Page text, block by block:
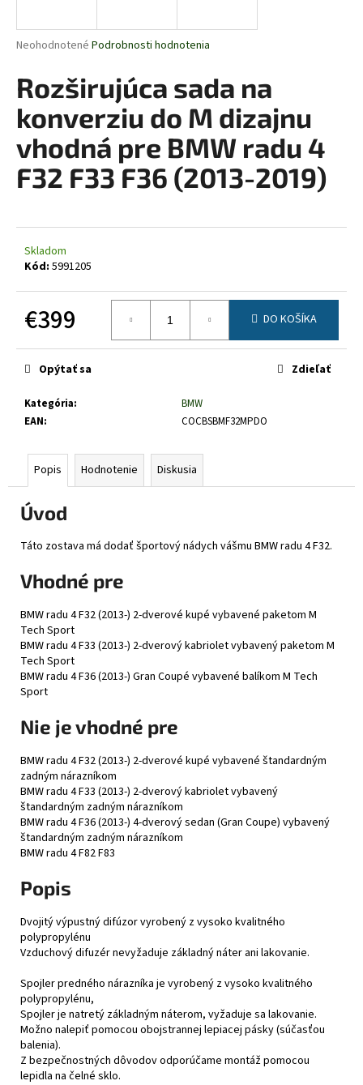
Priemerné
produktu
je
0,0
hviezdičiek.
Neohodnotené Podrobnosti hodnotenia
Rozširujúca sada na
konverziu do M dizajnu
vhodná pre BMW radu 4
F32 F33 F36 (2013-2019)
Skladom
Kód: 5991205
€399
cena:
DO KOŠÍKA
Kategória:
BMW
EAN: COCBSBMF32MPDO
Opýtať sa Zdieľať
Popis Hodnotenie Diskusia
Úvod
Táto zostava má dodať športový nádych vášmu BMW radu 4 F32.
Vhodné pre
BMW radu 4 F32 (2013-) 2-dverové kupé vybavené paketom M
Tech Sport
BMW radu 4 F33 (2013-) 2-dverový kabriolet vybavený paketom M
Tech Sport
BMW radu 4 F36 (2013-) Gran Coupé vybavené balíkom M Tech
Sport
Nie je vhodné pre
BMW radu 4 F32 (2013-) 2-dverové kupé vybavené štandardným
zadným nárazníkom
BMW radu 4 F33 (2013-) 2-dverový kabriolet vybavený
štandardným zadným nárazníkom
BMW radu 4 F36 (2013-) 4-dverový sedan (Gran Coupe) vybavený
štandardným zadným nárazníkom
BMW radu 4 F82 F83
Popis
Dvojitý výpustný difúzor vyrobený z vysoko kvalitného
polypropylénu
Vzduchový difuzér nevyžaduje základný náter ani lakovanie.
Spojler predného nárazníka je vyrobený z vysoko kvalitného
polypropylénu,
Spojler je natretý základným náterom, vyžaduje sa lakovanie.
Možno nalepiť pomocou obojstrannej lepiacej pásky (súčasťou
balenia).
Z bezpečnostných dôvodov odporúčame montáž pomocou
lepidla na čelné sklo.
j
ť
?
HĽADAŤ
O
d
p
ú
m